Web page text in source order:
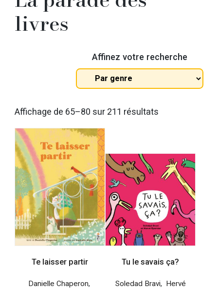
livres
Affinez votre recherche
Tous
les
Affichage de 65–80 sur 211 résultats
récent
au
plus
ancien
Te laisser partir
Danielle Chaperon,
Tu le savais ça?
Soledad Bravi, Hervé